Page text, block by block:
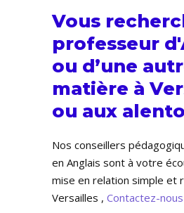
Vous
professeur
ou d’une
matière à
ou aux
Nos conseillers
en Anglais sont à votre
mise en relation simple et
Versailles , Contactez-nous